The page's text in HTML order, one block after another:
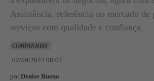
Assistência, referência no mercado de
serviços com qualidade e confiança
COMPANHIAS
02/09/2022 08:07
por Denise Bueno